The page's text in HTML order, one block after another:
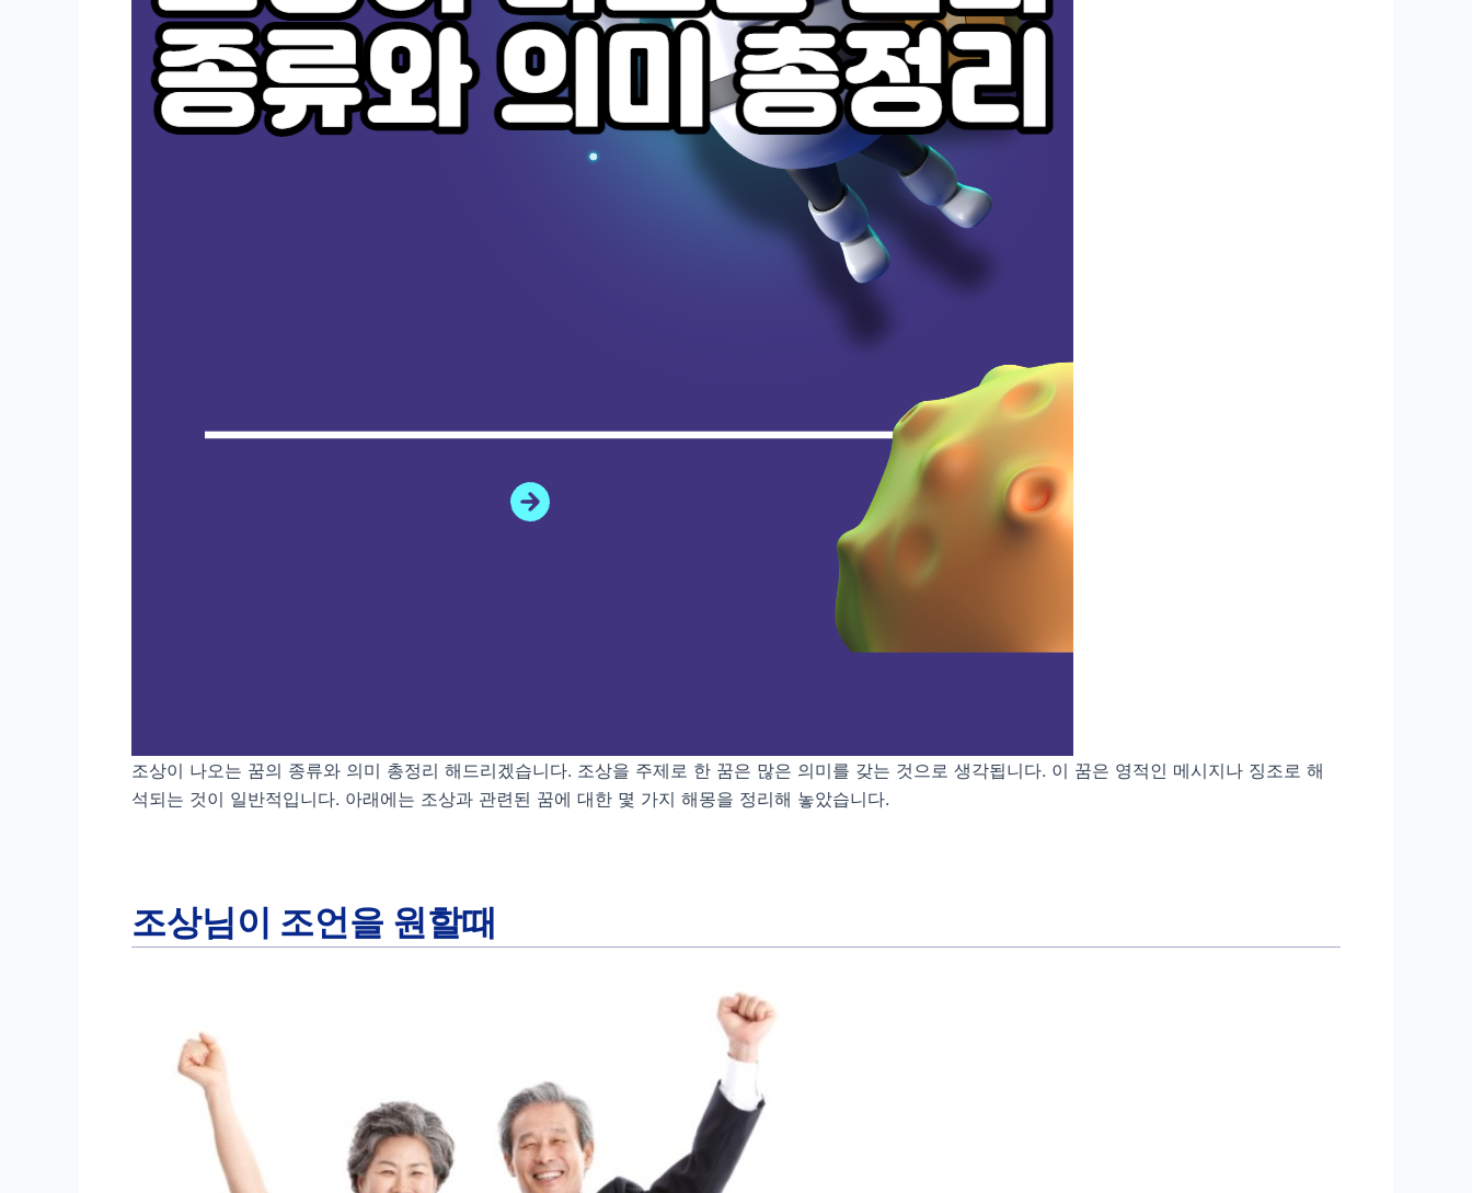
조상이 나오는 꿈의 종류와 의미 총정리 해드리겠습니다. 조상을 주제로 한 꿈은 많은 의미를 갖는 것으로 생각됩니다. 이 꿈은 영적인 메시지나 징조로 해
석되는 것이 일반적입니다. 아래에는 조상과 관련된 꿈에 대한 몇 가지 해몽을 정리해 놓았습니다.
조상님이 조언을 원할때